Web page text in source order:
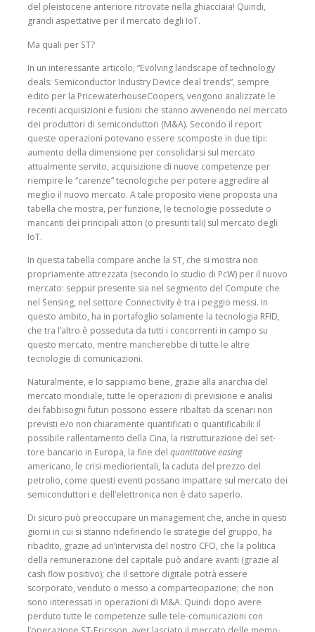
del pleistocene anteriore ritrovate nella ghiacciaia! Quindi,
grandi aspettative per il mercato degli IoT.
Ma quali per ST?
In un interessante arti­colo, “Evolving landscape of technology
deals: Semiconductor Indu­stry Device deal trends”, sempre
edito per la PricewaterhouseCoo­pers, vengono analizzate le
recenti acquisizioni e fusioni che stanno avve­nendo nel mercato
dei produttori di semicon­duttori (M&A). Secondo il report
queste opera­zioni potevano essere scomposte in due tipi:
aumento della dimensione per consolidarsi sul mer­cato
attualmente ser­vito, acquisizione di nuove competenze per
riempire le “carenze” tecnologiche per potere aggredire al
meglio il nuovo mercato. A tale proposito viene proposta una
tabella che mostra, per funzione, le tecnologie possedute o
mancanti dei principali attori (o presunti tali) sul mercato degli
IoT.
In questa tabella com­pare anche la ST, che si mostra non
propriamente attrezzata (secondo lo studio di PcW) per il nuovo
mercato: seppur presente sia nel segmento del Compute che
nel Sensing, nel settore Connec­tivity è tra i peggio messi. In
questo ambito, ha in portafoglio solamente la tecnologia RFID,
che tra l’altro è posseduta da tutti i concorrenti in campo su
questo mercato, men­tre mancherebbe di tutte le altre
tecnologie di comunicazioni.
Naturalmente, e lo sap­piamo bene, grazie alla anarchia del
mercato mondiale, tutte le opera­zioni di previsione e ana­lisi
dei fabbisogni futuri possono essere ribal­tati da scenari non
previ­sti e/o non chiaramente quantificati o quantifi­cabili: il
possibile rallen­tamento della Cina, la ristrutturazione del set­
tore bancario in Europa, la fine del quantitative easing
americano, le crisi mediorientali, la caduta del prezzo del
petrolio, come questi eventi pos­sano impattare sul mer­cato dei
semiconduttori e dell’elettronica non è dato saperlo.
Di sicuro può preoccu­pare un management che, anche in questi
giorni in cui si stanno ridefinendo le strategie del gruppo, ha
ribadito, grazie ad un’in­tervista del nostro CFO, che la politica
della remu­nerazione del capitale può andare avanti (grazie al
cash flow positivo); che il settore digitale potrà essere
scorporato, ven­duto o messo a compar­tecipazione; che non
sono interessati in operazioni di M&A. Quindi dopo avere
perduto tutte le compe­tenze sulle tele-comuni­cazioni con